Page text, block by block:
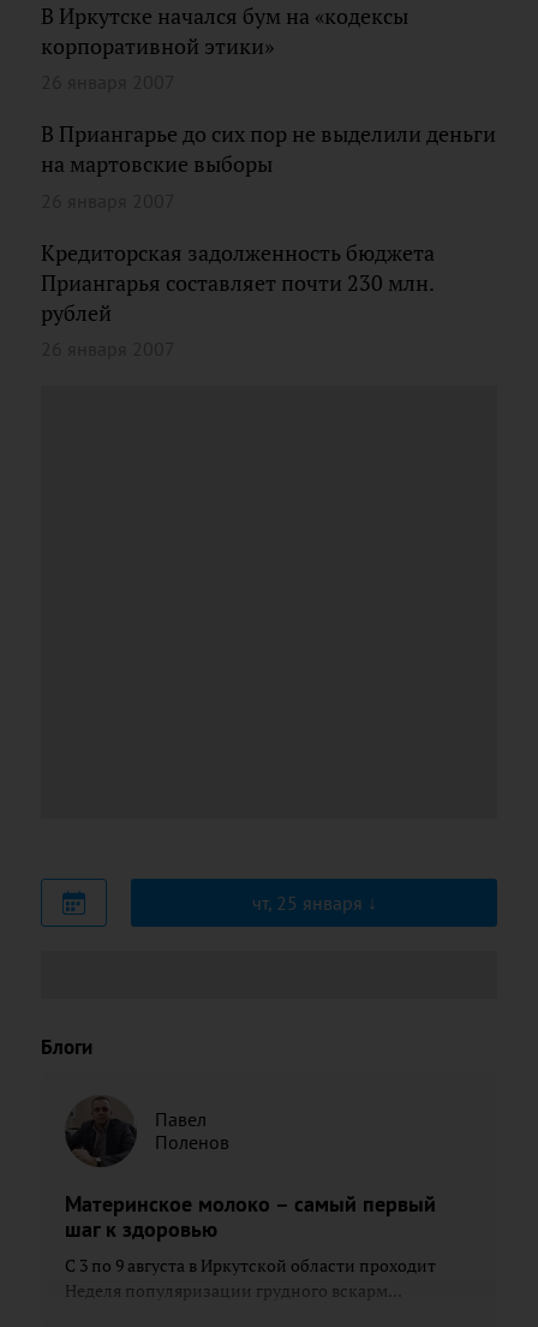
В Иркутске начался бум на «кодексы
корпоративной этики»
В Приангарье до сих пор не выделили деньги
на мартовские выборы
Кредиторская задолженность бюджета
Приангарья составляет почти 230 млн.
рублей
чт, 25 января
Блоги
Павел
Поленов
Материнское молоко – самый первый
шаг к здоровью
С 3 по 9 августа в Иркутской области проходит
Неделя популяризации грудного вскарм...